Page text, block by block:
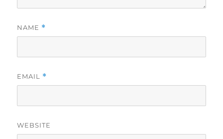
NAME *
EMAIL *
WEBSITE